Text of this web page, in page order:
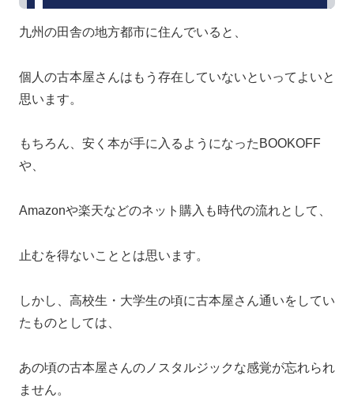
九州の田舎の地方都市に住んでいると、
個人の古本屋さんはもう存在していないといってよいと
思います。
もちろん、安く本が手に入るようになったBOOKOFF
や、
Amazonや楽天などのネット購入も時代の流れとして、
止むを得ないこととは思います。
しかし、高校生・大学生の頃に古本屋さん通いをしてい
たものとしては、
あの頃の古本屋さんのノスタルジックな感覚が忘れられ
ません。